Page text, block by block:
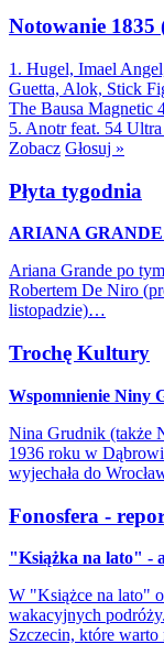
Notowanie 1835
1. Hugel, Imael
Guetta, Alok, Stick
The Bausa Magnetic
5. Anotr feat. 54 Ultra
Zobacz Głosuj »
Płyta tygodnia
ARIANA GRANDE
Ariana Grande po
Robertem De Niro
listopadzie)…
Trochę Kultury
Wspomnienie Niny
Nina Grudnik (także
1936 roku w
wyjechała do
Fonosfera -
"Książka na lato" -
W "Książce na lato"
wakacyjnych
Szczecin, które